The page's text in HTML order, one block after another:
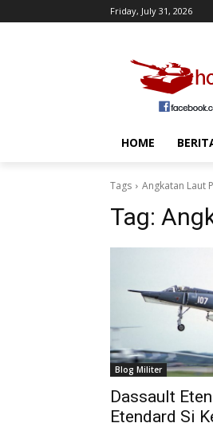
Friday, July 31, 2026
HOME
Tags Angkatan Laut
Tag:
Blog Militer
Dassault
Etendard Si